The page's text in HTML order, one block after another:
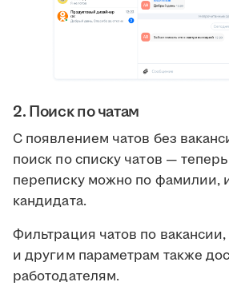
2. Поиск по чатам
С появлением чатов без
поиск по списку чатов —
переписку можно по фамилии,
кандидата.
Фильтрация чатов по
и другим параметрам также
работодателям.